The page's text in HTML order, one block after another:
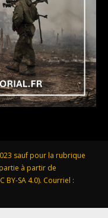
sauf pour la rubrique
à partir de
BY-SA 4.0). Courriel :